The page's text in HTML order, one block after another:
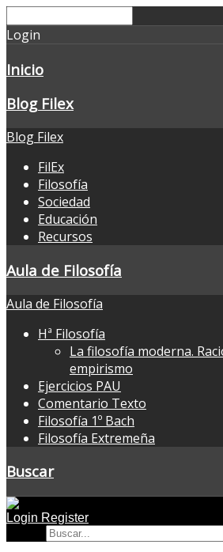
Login
Inicio
Blog Filex
Blog Filex
FilEx
Filosofía
Sociedad
Educación
Recursos
Aula de Filosofía
Aula de Filosofía
Hª Filosofía
La filosofía moderna.
empirismo
Ejercicios PAU
Comentario Texto
Filosofía 1º Bach
Filosofía Extremeña
Buscar
Login Register